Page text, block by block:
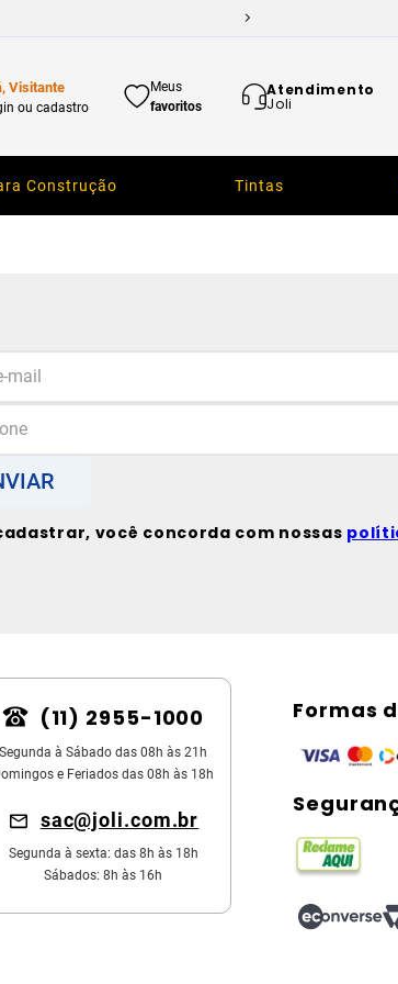
Visitante
ou cadastro
Meus
favoritos
Atendimento
Joli
Construção Tintas
você concorda com nossas
(11) 2955-1000
Segunda à Sábado das 08h às 21h
e Feriados das 08h às 18h
sac@joli.com.br
Segunda à sexta: das 8h às 18h
Sábados: 8h às 16h
Formas